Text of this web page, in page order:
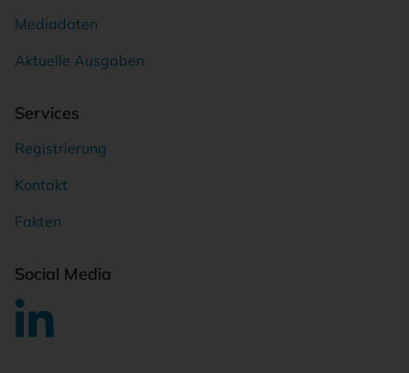
Mediadaten
Aktuelle Ausgaben
Services
Registrierung
Kontakt
Fakten
Social Media